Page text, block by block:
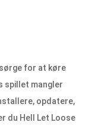
for at køre
spillet mangler
opdatere,
du Hell Let Loose